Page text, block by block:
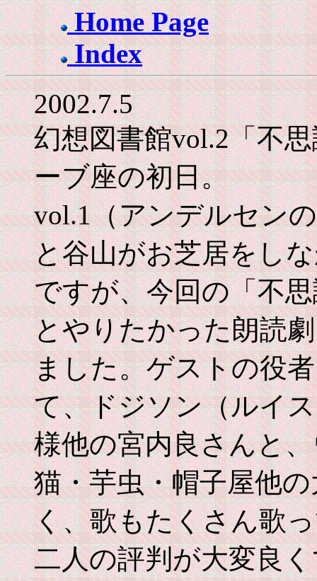
Home Page
Index
2002.7.5
幻想図書館vol.2「不
ーブ座の初日。
vol.1（アンデルセン
と谷山がお芝居をし
ですが、今回の「不
とやりたかった朗読
ました。ゲストの役
て、ドジソン（ルイ
様他の宮内良さんと
猫・芋虫・帽子屋他
く、歌もたくさん歌
二人の評判が大変良